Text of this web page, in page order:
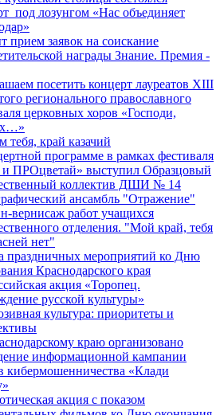
под лозунгом «Нас объединяет
прием заявок на соискание
награды Знание. Премия -
посетить концерт лауреатов XIII
регионального православного
церковных хоров «Господи,
тебя, край казачий
программе в рамках фестиваля
и ПРОцветай» выступил Образцовый
коллектив ДШИ № 14
ансамбль "Отражение"
вернисаж работ учащихся
отделения. "Мой край, тебя
нет"
праздничных мероприятий ко Дню
Краснодарского края
акция «Торопец.
русской культуры»
культура: приоритеты и
краю организовано
информационной кампании
кибермошенничества «Клади
акция с показом